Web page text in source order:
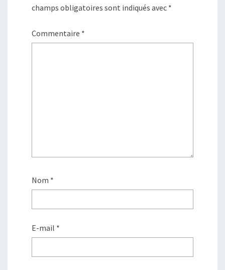
champs obligatoires sont indiqués avec *
Commentaire *
Nom *
E-mail *